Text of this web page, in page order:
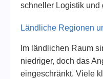
schneller Logistik und
Ländliche Regionen
Im ländlichen Raum
niedriger, doch das
eingeschränkt. Viele